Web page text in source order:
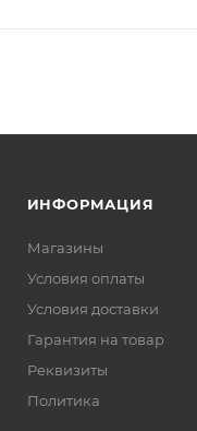
ИНФОРМАЦИЯ
Магазины
Условия оплаты
Условия доставки
Гарантия на товар
Реквизиты
Политика